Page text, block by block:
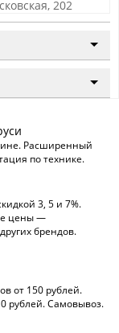
202
Расширенный
по технике.
3, 5 и 7%.
цены —
брендов.
от 150 рублей.
рублей. Самовывоз.